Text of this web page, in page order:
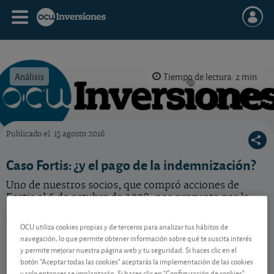
Análisis Tiempo de lectura: 2 min.
Publicado el 15 agosto 2016
Caso Fortis: ¿y el pago de la indemnización?
Uno de nuestros socios, que compró acciones de
Fortis el 6 de octubre de 2008, nos pregunta por la
cuánto ascenderá? ¿Cuándo la percibirá?
Contenido reservado a SOCIOS
OCU utiliza cookies propias y de terceros para analizar tus hábitos de
navegación, lo que permite obtener información sobre qué te suscita interés
y permite mejorar nuestra página web y tu seguridad. Si haces clic en el
botón "Aceptar todas las cookies" aceptarás la implementación de las cookies